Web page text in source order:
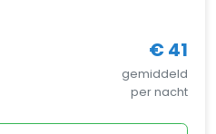
€ 41
gemiddeld
per nacht